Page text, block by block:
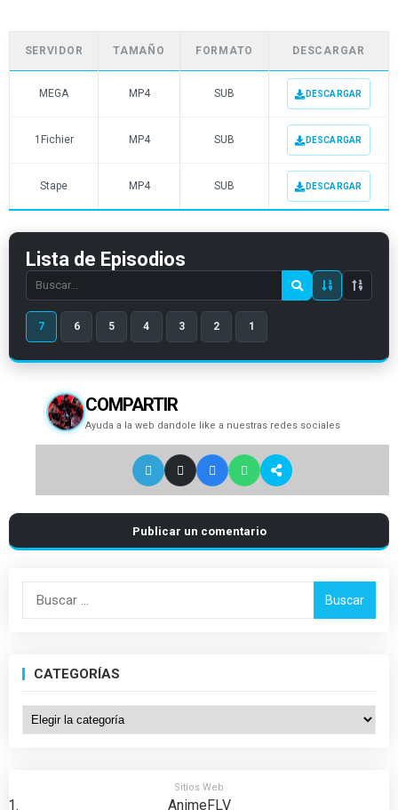
SERVIDOR TAMAÑO FORMATO DESCARGAR
MEGA MP4 SUB DESCARGAR
1Fichier MP4 SUB DESCARGAR
Stape MP4 SUB DESCARGAR
Lista de Episodios
Search
episode
number
7 6 5 4 3 2 1
COMPARTIR
Ayuda a la web dandole like a nuestras redes sociales
Publicar un comentario
Buscar:
CATEGORÍAS
Categorías
Sitios Web
AnimeFLV